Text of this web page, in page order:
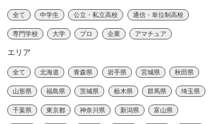
全て 中学生 公立・私立高校 通信・単位制高校
専門学校 大学 プロ 企業 アマチュア
エリア
全て 北海道 青森県 岩手県 宮城県 秋田県
山形県 福島県 茨城県 栃木県 群馬県 埼玉県
千葉県 東京都 神奈川県 新潟県 富山県